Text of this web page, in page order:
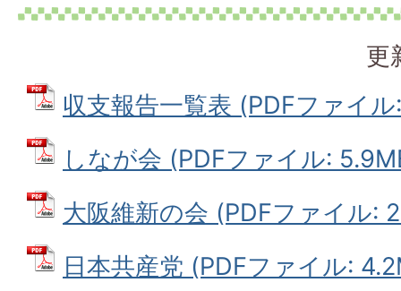
更
収支報告一覧表 (PDFファイ
しなが会 (PDFファイル:
大阪維新の会 (PDFファイル:
日本共産党 (PDFファイル: